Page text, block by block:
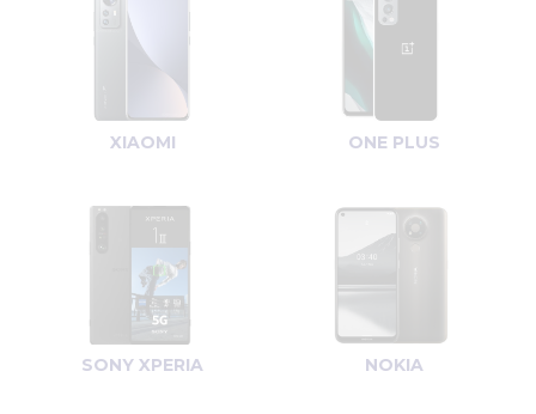
XIAOMI ONE PLUS
SONY XPERIA NOKIA